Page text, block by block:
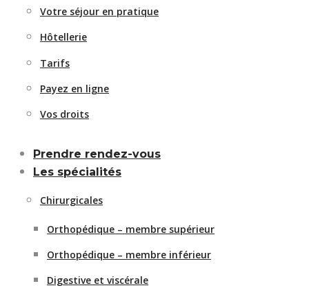
Votre séjour en pratique
Hôtellerie
Tarifs
Payez en ligne
Vos droits
Prendre rendez-vous
Les spécialités
Chirurgicales
Orthopédique – membre supérieur
Orthopédique – membre inférieur
Digestive et viscérale